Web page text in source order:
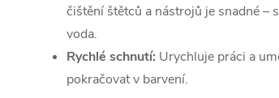
čištění štětců a nástrojů je snadné –
voda.
Rychlé schnutí: Urychluje práci a
pokračovat v barvení.